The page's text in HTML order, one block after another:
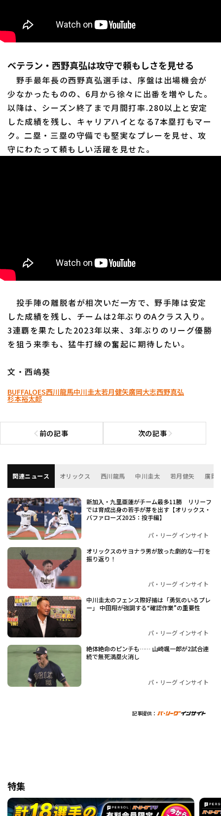
ベテラン・西野真弘は攻守で頼もしさを見せる
野手最年長の西野真弘選手は、序盤は出場機会が
少なかったものの、6月から徐々に出番を増やした。
以降は、シーズン終了まで月間打率.280以上と安定
した成績を残し、キャリアハイとなる7本塁打もマー
ク。二塁・三塁の守備でも堅実なプレーを見せ、攻
守にわたって頼もしい活躍を見せた。
投手陣の離脱者が相次いだ一方で、野手陣は安定
した成績を残し、チームは2年ぶりのAクラス入り。
3連覇を果たした2023年以来、3年ぶりのリーグ優勝
を狙う来季も、猛牛打線の奮起に期待したい。
文・西嶋葵
BUFFALOES西川龍馬中川圭太若月健矢廣岡大志西野真弘
杉本裕太郎
前の記事
前の記事へ 次の記事次の記事へ
関連ニュース オリックス 西川龍馬 中川圭太 若月健矢 廣岡
新加入・九里亜蓮がチーム最多11勝 リリーフ
では育成出身の若手が芽を出す【オリックス・
バファローズ2025：投手編】
パ・リーグ インサイト
オリックスのサヨナラ男が放った劇的な一打を
振り返り！
パ・リーグ インサイト
中川圭太のフェンス際好捕は「勇気のいるプレ
ー」 中田翔が強調する“確認作業”の重要性
パ・リーグ インサイト
絶体絶命のピンチも…… 山崎颯一郎が2試合連
続で無死満塁火消し
パ・リーグ インサイト
記事提供：
特集